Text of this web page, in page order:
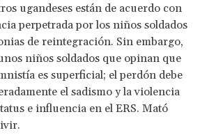
ugandeses están de acuerdo con
perpetrada por los niños soldados
de reintegración. Sin embargo,
niños soldados que opinan que
es superficial; el perdón debe
el sadismo y la violencia
e influencia en el ERS. Mató